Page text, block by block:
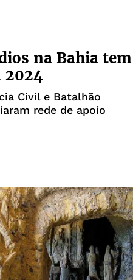
na Bahia tem
2024
Civil e Batalhão
rede de apoio